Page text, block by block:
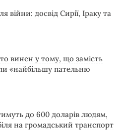
війни: досвід Сирії, Іраку та
винен у тому, що замість
«найбільшу пательню
до 600 доларів людям,
на громадський транспорт